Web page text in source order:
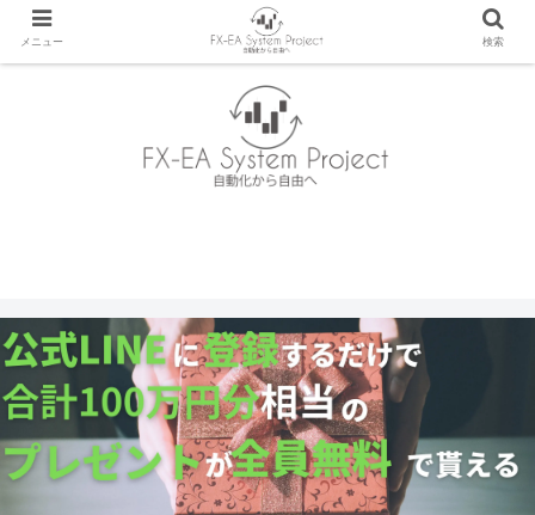
メニュー 検索